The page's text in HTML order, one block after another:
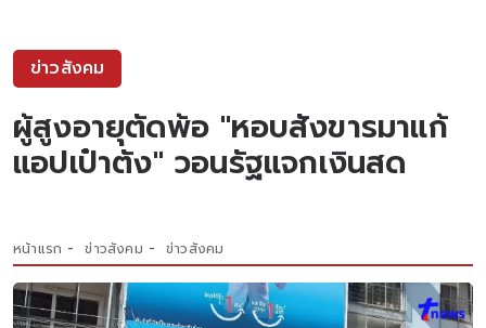
ข่าวสังคม
ผู้สูงอายุตัดพ้อ "หอบสังขารมาแก้
แอปเป๋าตัง" วอนรัฐแจกเงินสด
หน้าแรก ข่าวสังคม ข่าวสังคม